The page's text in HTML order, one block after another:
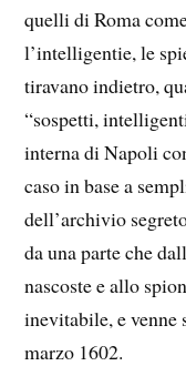
quelli di Roma
l’intelligentie, le
tiravano indietro,
“sospetti,
interna di Napoli
caso in base a
dell’archivio
da una parte che
nascoste e allo
inevitabile, e venne
marzo 1602.